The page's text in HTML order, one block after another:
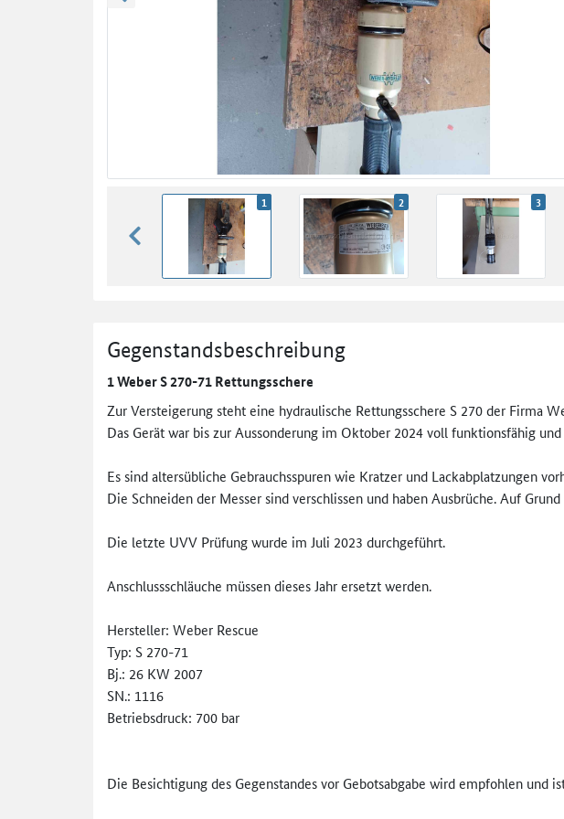
zurück blättern
1 2 3
Gegenstandsbeschreibung
1 Weber S 270-71 Rettungsschere
Zur Versteigerung steht eine hydraulische Rettungsschere S 270 der Firma
Das Gerät war bis zur Aussonderung im Oktober 2024 voll funktionsfähig
Es sind altersübliche Gebrauchsspuren wie Kratzer und Lackabplatzungen
Die Schneiden der Messer sind verschlissen und haben Ausbrüche. Auf
Die letzte UVV Prüfung wurde im Juli 2023 durchgeführt.
Anschlussschläuche müssen dieses Jahr ersetzt werden.
Hersteller: Weber Rescue
Typ: S 270-71
Bj.: 26 KW 2007
SN.: 1116
Betriebsdruck: 700 bar
Die Besichtigung des Gegenstandes vor Gebotsabgabe wird empfohlen und